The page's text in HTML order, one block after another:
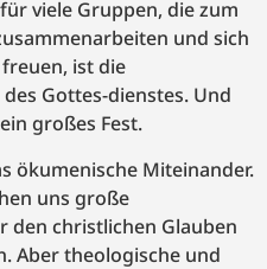
viele Gruppen, die zum
und sich
ist die
Gottes-dienstes. Und
großes Fest.
ökumenische Miteinander.
uns große
den christlichen Glauben
Aber theologische und